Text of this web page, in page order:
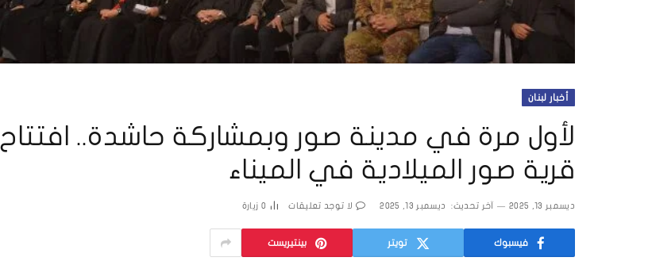
أخبار لبنان
لأول مرة في مدينة صور وبمشاركة حاشدة.. افتتاح
قرية صور الميلادية في الميناء
ديسمبر 13, 2025 آخر تحديث: ديسمبر 13, 2025 لا توجد تعليقات 0 زيارة
فيسبوك تويتر بينتيريست